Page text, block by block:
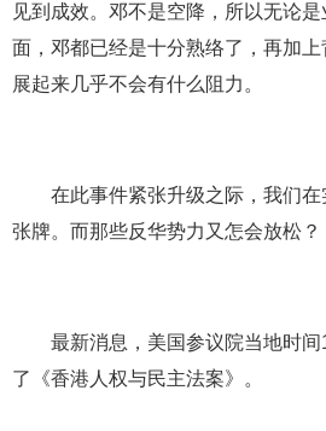
见到成效。邓不是空降，所以无论
面，邓都已经是十分熟络了，再加
展起来几乎不会有什么阻力。
在此事件紧张升级之际，我们
张牌。而那些反华势力又怎会放松？
最新消息，美国参议院当地时
了《香港人权与民主法案》。